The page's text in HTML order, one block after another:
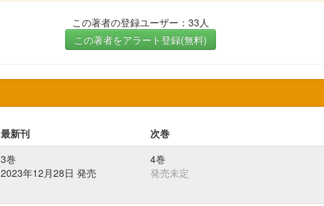
この著者の登録ユーザー：33人
この著者をアラート登録(無料)
最新刊
次巻
3巻
2023年12月28日 発売
4巻
発売未定